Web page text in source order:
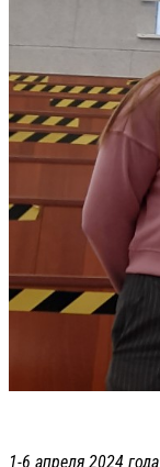
1-6 апреля 2024